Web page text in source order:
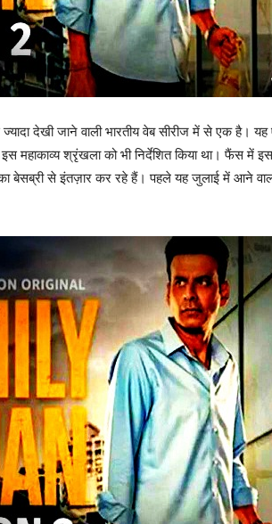
देखी जाने वाली भारतीय वेब सीरीज में से एक है।
इस महाकाव्य श्रृंखला को भी निर्देशित किया था। फैंस
बेसब्री से इंतज़ार कर रहे हैं। पहले यह जुलाई में आने वाला